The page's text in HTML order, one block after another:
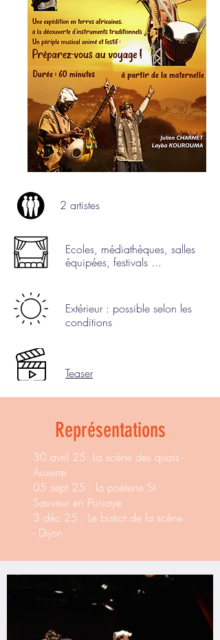
2 artistes
Ecoles, médiathèques, salles
équipées, festivals ...
Extérieur : possible selon les
conditions
Teaser
Représentations
30 avril 25: La scène des quais -
Auxerre
05 sept 25 : la poéterie St
Sauveur en Puisaye
3 déc 25 : Le bistrot de la scène
- Dijon